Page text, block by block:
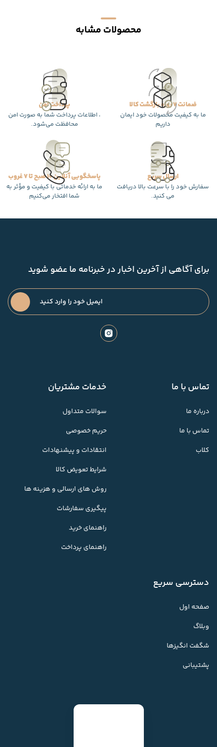
محصولات مشابه
ضمانت 7 روزه بازگشت کالا
ما به کیفیت محصولات خود ایمان
داریم
پرداخت امن
، اطلاعات پرداخت شما به صورت امن
محافظت می‌شود.
ارسال سریع
سفارش خود را با سرعت بالا دریافت
می کنید.
پاسخگویی آنلاین 10 صبح تا 7 غروب
ما به ارائه خدماتی با کیفیت و مؤثر به
شما افتخار می‌کنیم
برای آگاهی از آخرین اخبار در خبرنامه ما عضو شوید
تماس با ما
درباره ما
تماس با ما
کلاب
خدمات مشتریان
سوالات متداول
حریم خصوصی
انتقادات و پیشنهادات
شرایط تعویض کالا
روش های ارسالی و هزینه ها
پیگیری سفارشات
راهنمای خرید
راهنمای پرداخت
دسترسی سریع
صفحه اول
وبلاگ
شگفت انگیزها
پشتیبانی